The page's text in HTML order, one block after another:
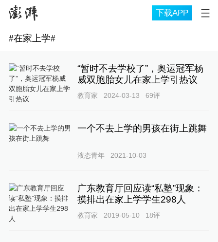
下载APP
#在家上学#
“暂时不去学校了”，奥运冠军杨
威双胞胎女儿在家上学引热议
教育家 2024-03-13 69评
一个不去上学的男孩在街上跳舞
液态青年 2021-10-03
广东教育厅回应读“私塾”现象：
摸排出在家上学学生298人
教育家 2019-05-10 18评